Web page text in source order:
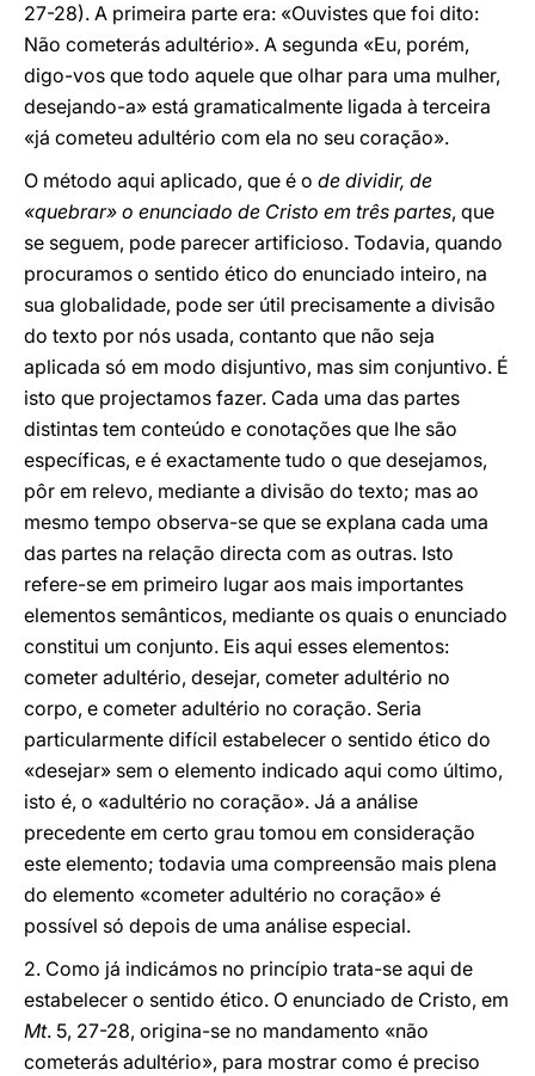
27-28). A primeira parte era: «Ouvistes que foi dito:
Não cometerás adultério». A segunda «Eu, porém,
digo-vos que todo aquele que olhar para uma mulher,
desejando-a» está gramaticalmente ligada à terceira
«já cometeu adultério com ela no seu coração».
O método aqui aplicado, que é o de dividir, de
«quebrar» o enunciado de Cristo em três partes, que
se seguem, pode parecer artificioso. Todavia, quando
procuramos o sentido ético do enunciado inteiro, na
sua globalidade, pode ser útil precisamente a divisão
do texto por nós usada, contanto que não seja
aplicada só em modo disjuntivo, mas sim conjuntivo. É
isto que projectamos fazer. Cada uma das partes
distintas tem conteúdo e conotações que lhe são
específicas, e é exactamente tudo o que desejamos,
pôr em relevo, mediante a divisão do texto; mas ao
mesmo tempo observa-se que se explana cada uma
das partes na relação directa com as outras. Isto
refere-se em primeiro lugar aos mais importantes
elementos semânticos, mediante os quais o enunciado
constitui um conjunto. Eis aqui esses elementos:
cometer adultério, desejar, cometer adultério no
corpo, e cometer adultério no coração. Seria
particularmente difícil estabelecer o sentido ético do
«desejar» sem o elemento indicado aqui como último,
isto é, o «adultério no coração». Já a análise
precedente em certo grau tomou em consideração
este elemento; todavia uma compreensão mais plena
do elemento «cometer adultério no coração» é
possível só depois de uma análise especial.
2. Como já indicámos no princípio trata-se aqui de
estabelecer o sentido ético. O enunciado de Cristo, em
Mt. 5, 27-28, origina-se no mandamento «não
cometerás adultério», para mostrar como é preciso